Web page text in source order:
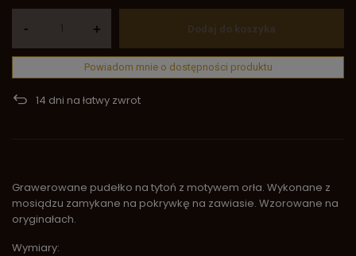
- + Dodaj do koszyka
Powiadom mnie o dostępności produktu
14 dni na łatwy zwrot
Grawerowane pudełko na tytoń z motywem orła. Wykonane z
mosiądzu zamykane na pokrywkę na zawiasie. Wzorowane na
oryginałach.
Wymiary: